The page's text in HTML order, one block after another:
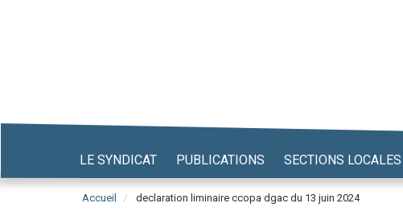
LE SYNDICAT PUBLICATIONS SECTIONS LOCALES
Accueil declaration liminaire ccopa dgac du 13 juin 2024